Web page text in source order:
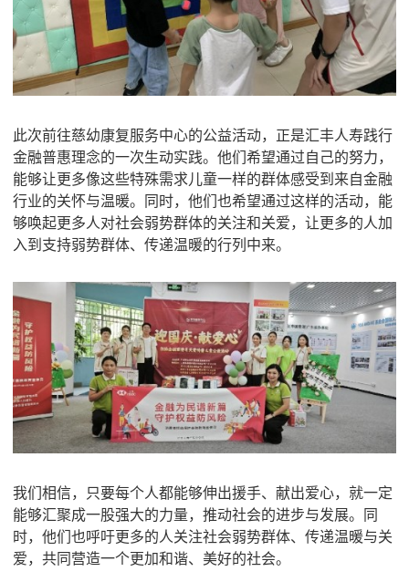
此次前往慈幼康复服务中心的公益活动，正是汇丰人寿践行
金融普惠理念的一次生动实践。他们希望通过自己的努力，
能够让更多像这些特殊需求儿童一样的群体感受到来自金融
行业的关怀与温暖。同时，他们也希望通过这样的活动，能
够唤起更多人对社会弱势群体的关注和关爱，让更多的人加
入到支持弱势群体、传递温暖的行列中来。
我们相信，只要每个人都能够伸出援手、献出爱心，就一定
能够汇聚成一股强大的力量，推动社会的进步与发展。同
时，他们也呼吁更多的人关注社会弱势群体、传递温暖与关
爱，共同营造一个更加和谐、美好的社会。